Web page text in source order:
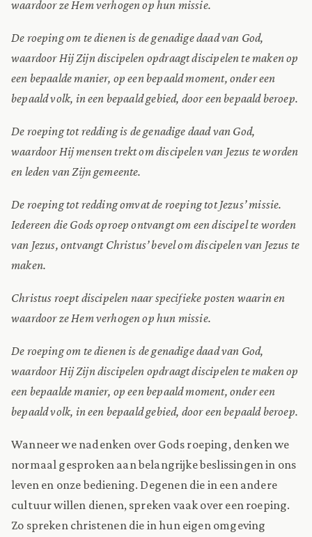
waardoor ze Hem verhogen op hun missie.
De roeping om te dienen is de genadige daad van God,
waardoor Hij Zijn discipelen opdraagt discipelen te maken op
een bepaalde manier, op een bepaald moment, onder een
bepaald volk, in een bepaald gebied, door een bepaald beroep.
De roeping tot redding is de genadige daad van God,
waardoor Hij mensen trekt om discipelen van Jezus te worden
en leden van Zijn gemeente.
De roeping tot redding omvat de roeping tot Jezus’ missie.
Iedereen die Gods oproep ontvangt om een discipel te worden
van Jezus, ontvangt Christus’ bevel om discipelen van Jezus te
maken.
Christus roept discipelen naar specifieke posten waarin en
waardoor ze Hem verhogen op hun missie.
De roeping om te dienen is de genadige daad van God,
waardoor Hij Zijn discipelen opdraagt discipelen te maken op
een bepaalde manier, op een bepaald moment, onder een
bepaald volk, in een bepaald gebied, door een bepaald beroep.
Wanneer we nadenken over Gods roeping, denken we
normaal gesproken aan belangrijke beslissingen in ons
leven en onze bediening. Degenen die in een andere
cultuur willen dienen, spreken vaak over een roeping.
Zo spreken christenen die in hun eigen omgeving